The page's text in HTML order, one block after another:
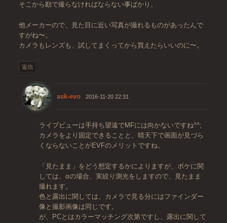
そこから勘で撮らなければならない事ばかり。
他メーカーので、見た目に近い写真が撮れるものがあったんで
すがね〜。
カメラもレンズも、試してまくってから買えたらいいのに〜。
返信
ask-evo 2016-11-20 22:31
ライブビューは手持ち望遠でMFには向かないですね^^;
カメラをより固定できることと、晴天下で画面が見づら
くならないことがEVFのメリットですね。
「見たまま」をどう想定するかによりますが、ボケに関
しては、αの場合、実絞り測光をしますので、見たまま
撮れます。
色と露出に関しては、カメラで見る分にはファインダー
像と撮影画像は同じです。
が、PCとはカラーマッチング次第ですし、露出に関して